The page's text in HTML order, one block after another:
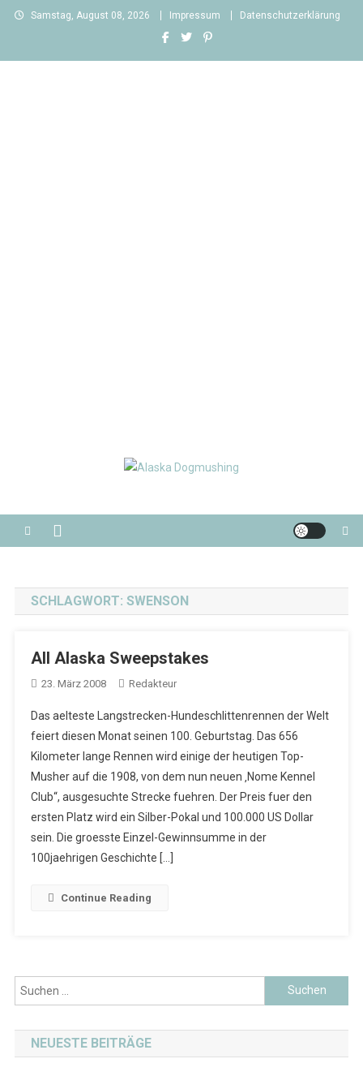
Skip
Samstag, August 08, 2026 Impressum Datenschutzerklärung
SCHLAGWORT: SWENSON
All Alaska Sweepstakes
23. März 2008 Redakteur
Das aelteste Langstrecken-Hundeschlittenrennen der Welt
feiert diesen Monat seinen 100. Geburtstag. Das 656
Kilometer lange Rennen wird einige der heutigen Top-
Musher auf die 1908, von dem nun neuen ‚Nome Kennel
Club“, ausgesuchte Strecke fuehren. Der Preis fuer den
ersten Platz wird ein Silber-Pokal und 100.000 US Dollar
sein. Die groesste Einzel-Gewinnsumme in der
100jaehrigen Geschichte […]
Continue Reading
Suchen
nach:
NEUESTE BEITRÄGE